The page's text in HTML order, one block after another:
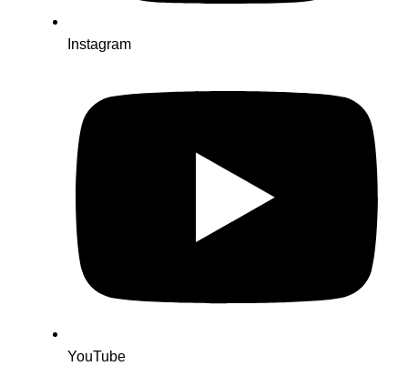
Instagram
YouTube